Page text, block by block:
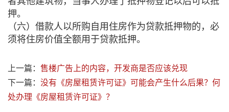
押。
（六）借款人以所购自用住房作为贷款抵押物的，必
须将住房价值全额用于贷款抵押。
上一篇： 售楼广告上的内容，开发商是否应该兑现
下一篇： 没有《房屋租赁许可证》可能会产生什么后果？何
处办理《房屋租赁许可证》？